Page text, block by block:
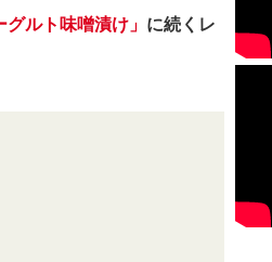
グルト味噌漬け」 に続くレ